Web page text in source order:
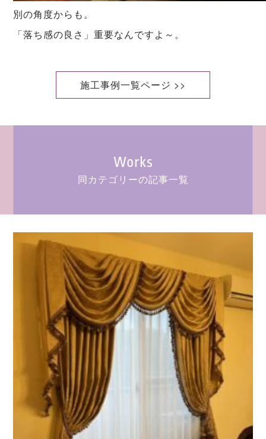
別の角度からも。
「落ち感の良さ」重要なんですよ～。
施工事例一覧ページ >>
Works
同カテゴリーの記事一覧